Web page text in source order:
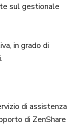
sul gestionale
in grado di
di assistenza
di ZenShare